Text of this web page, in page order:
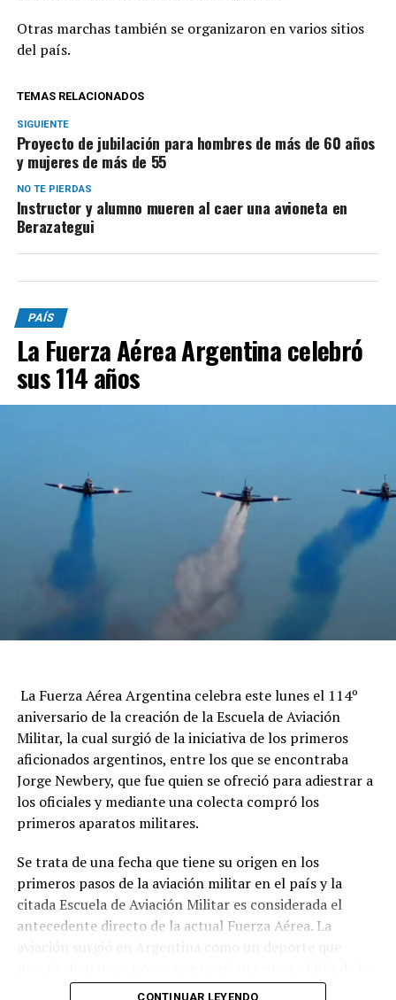
Otras marchas también se organizaron en varios sitios
del país.
TEMAS RELACIONADOS
SIGUIENTE
Proyecto de jubilación para hombres de más de 60 años
y mujeres de más de 55
NO TE PIERDAS
Instructor y alumno mueren al caer una avioneta en
Berazategui
PAÍS
La Fuerza Aérea Argentina celebró
sus 114 años
La Fuerza Aérea Argentina celebra este lunes el 114º
aniversario de la creación de la Escuela de Aviación
Militar, la cual surgió de la iniciativa de los primeros
aficionados argentinos, entre los que se encontraba
Jorge Newbery, que fue quien se ofreció para adiestrar a
los oficiales y mediante una colecta compró los
primeros aparatos militares.
Se trata de una fecha que tiene su origen en los
primeros pasos de la aviación militar en el país y la
citada Escuela de Aviación Militar es considerada el
antecedente directo de la actual Fuerza Aérea. La
Plata o la Cordillera de los Andes en globo o en avión.
CONTINUAR LEYENDO